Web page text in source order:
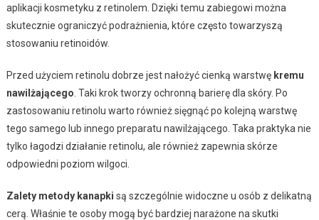
aplikacji kosmetyku z retinolem. Dzięki temu zabiegowi można
skutecznie ograniczyć podrażnienia, które często towarzyszą
stosowaniu retinoidów.
Przed użyciem retinolu dobrze jest nałożyć cienką warstwę kremu
nawilżającego . Taki krok tworzy ochronną barierę dla skóry. Po
zastosowaniu retinolu warto również sięgnąć po kolejną warstwę
tego samego lub innego preparatu nawilżającego. Taka praktyka nie
tylko łagodzi działanie retinolu, ale również zapewnia skórze
odpowiedni poziom wilgoci.
Zalety metody kanapki są szczególnie widoczne u osób z delikatną
cerą. Właśnie te osoby mogą być bardziej narażone na skutki